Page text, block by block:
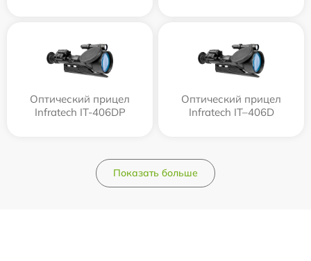
Оптический прицел
Infratech IT-406DP
Оптический прицел
Infratech IT–406D
Показать больше